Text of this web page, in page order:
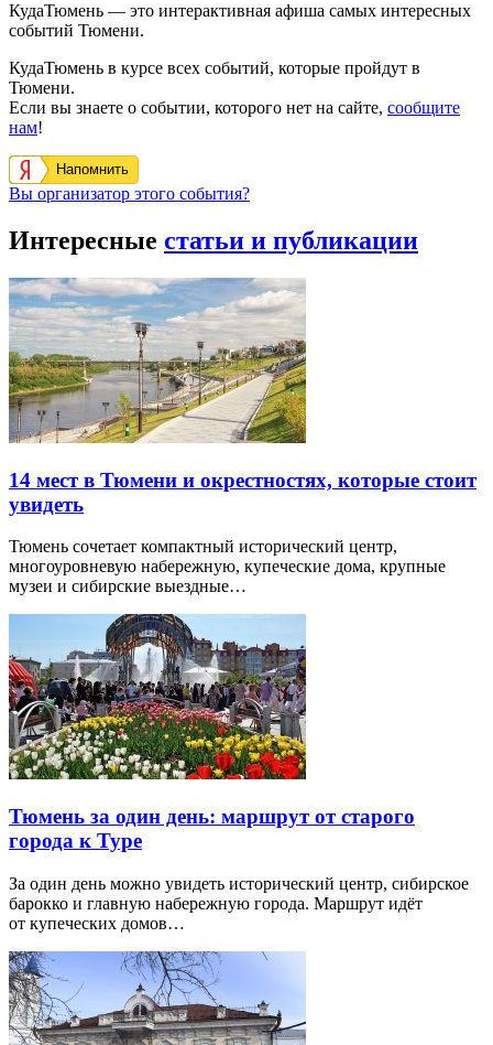
КудаТюмень — это интерактивная афиша самых интересных
событий Тюмени.
КудаТюмень в курсе всех событий, которые пройдут в
Тюмени.
Если вы знаете о событии, которого нет на сайте, сообщите
нам!
Напомнить
Вы организатор этого события?
Интересные статьи и публикации
14 мест в Тюмени и окрестностях, которые стоит
увидеть
Тюмень сочетает компактный исторический центр,
многоуровневую набережную, купеческие дома, крупные
музеи и сибирские выездные…
Тюмень за один день: маршрут от старого
города к Туре
За один день можно увидеть исторический центр, сибирское
барокко и главную набережную города. Маршрут идёт
от купеческих домов…